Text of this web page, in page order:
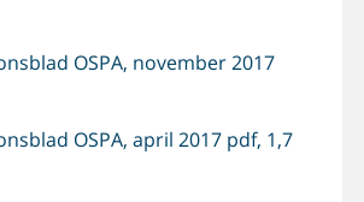
OSPA, november 2017
OSPA, april 2017 pdf, 1,7